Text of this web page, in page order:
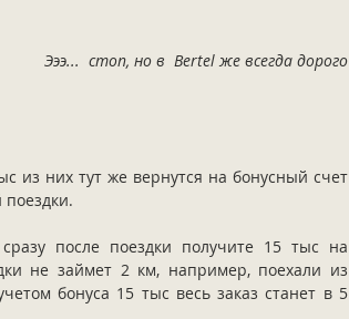
Эээ...  стоп, но в  Bertel же всегда дорого
из них тут же вернутся на бонусный счет
поездки.
после поездки получите 15 тыс на
не займет 2 км, например, поехали из
бонуса 15 тыс весь заказ станет в 5